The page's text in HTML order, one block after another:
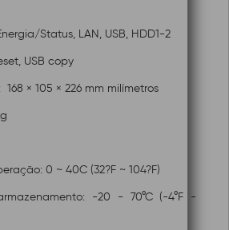
Status, LAN, USB, HDD1-2
USB copy
168 × 105 × 226 mm milímetros
0 ~ 40C (32?F ~ 104?F)
-20 - 70°C (-4°F -